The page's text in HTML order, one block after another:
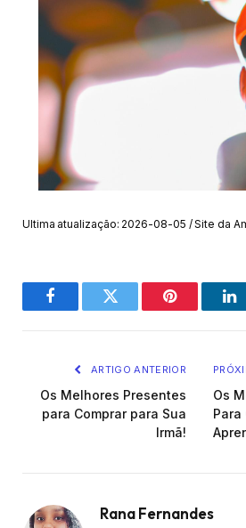
Ultima atualização: 2026-08-05 / Site da
FacebookTwitter Pinterest O
ARTIGO ANTERIOR
Os Melhores Presentes
para Comprar para Sua
Irmã!
Os
Rana Fernandes